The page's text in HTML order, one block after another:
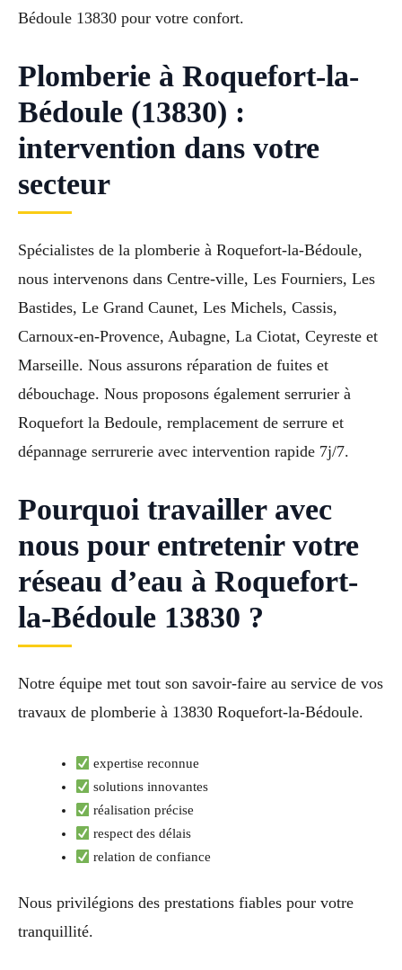
Bédoule 13830 pour votre confort.
Plomberie à Roquefort-la-
Bédoule (13830) :
intervention dans votre
secteur
Spécialistes de la plomberie à Roquefort-la-Bédoule,
nous intervenons dans Centre-ville, Les Fourniers, Les
Bastides, Le Grand Caunet, Les Michels, Cassis,
Carnoux-en-Provence, Aubagne, La Ciotat, Ceyreste et
Marseille. Nous assurons réparation de fuites et
débouchage. Nous proposons également serrurier à
Roquefort la Bedoule, remplacement de serrure et
dépannage serrurerie avec intervention rapide 7j/7.
Pourquoi travailler avec
nous pour entretenir votre
réseau d’eau à Roquefort-
la-Bédoule 13830 ?
Notre équipe met tout son savoir-faire au service de vos
travaux de plomberie à 13830 Roquefort-la-Bédoule.
expertise reconnue
solutions innovantes
réalisation précise
respect des délais
relation de confiance
Nous privilégions des prestations fiables pour votre
tranquillité.